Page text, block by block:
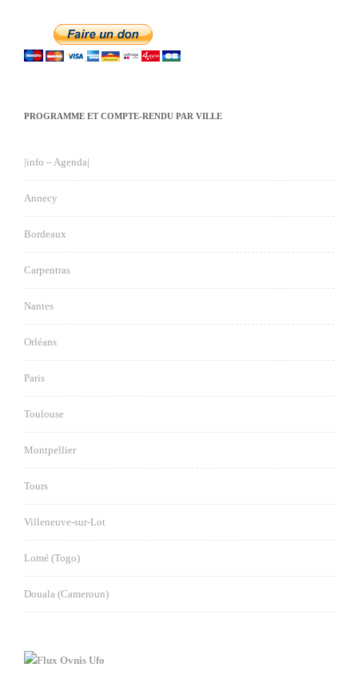
PROGRAMME ET COMPTE-RENDU PAR VILLE
|info – Agenda|
Annecy
Bordeaux
Carpentras
Nantes
Orléans
Paris
Toulouse
Montpellier
Tours
Villeneuve-sur-Lot
Lomé (Togo)
Douala (Cameroun)
Ovnis Ufo